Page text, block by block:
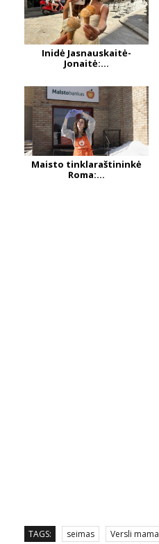
Inidė Jasnauskaitė-
Jonaitė:...
Maisto tinklaraštininkė
Roma:...
TAGS: seimas Versli mama